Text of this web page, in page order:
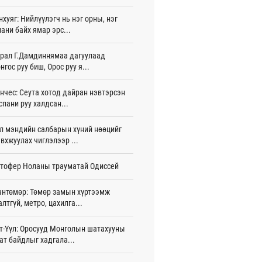
шигшээ баг Азийн наадам-д
бэлтгэлээ хангаж байна
цаг 56 мин
өөрчлөгдсөөр байна
цаг 11 мин
15-наас улсын дугаарын тэгш,
хорооллын арын замыг өнөөдөр
цагаас хаана
цаг 5 мин
дизель түлшний онцгой албан
тэглэлээ
15 цаг 58 мин
гүнж Евгени гурав дахь хүүхдээ
авлаа
15 цаг 50 мин
Нийлүүлэгч нь нэг орны, нэг
байх ямар эрс...
Г.Дамдиннямаа дагуулаад
руу биш, Орос руу я...
Сеута хотод дайран нэвтэрсэн
руу халдсан...
мэндийн салбарын хүний нөөцийг
чиглэлээр ...
Ноланы трауматай Одиссей
Төмөр замын хүртээмж
метро, цахилга...
Үүл: Оросууд Монголын шатахууны
байдлыг хадгала...